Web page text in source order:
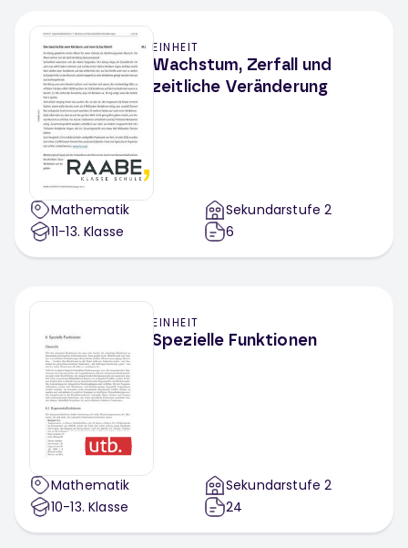
EINHEIT
Wachstum, Zerfall und
zeitliche Veränderung
Mathematik
11-13. Klasse
Sekundarstufe 2
6
EINHEIT
Spezielle Funktionen
Mathematik
10-13. Klasse
Sekundarstufe 2
24